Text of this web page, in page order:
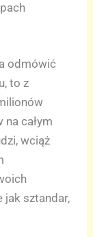
odmówić
to z
na całym
wciąż
jak sztandar,